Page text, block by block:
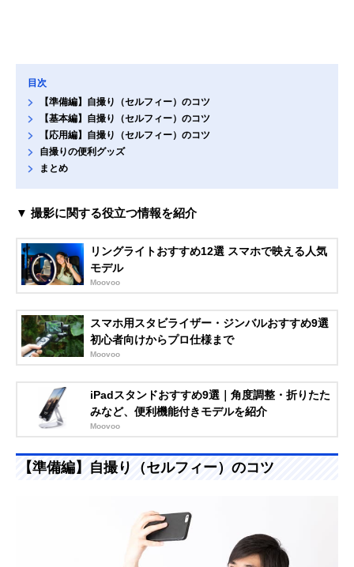
目次
【準備編】自撮り（セルフィー）のコツ
【基本編】自撮り（セルフィー）のコツ
【応用編】自撮り（セルフィー）のコツ
自撮りの便利グッズ
まとめ
▼ 撮影に関する役立つ情報を紹介
リングライトおすすめ12選 スマホで映える人気
モデル
Moovoo
スマホ用スタビライザー・ジンバルおすすめ9選
初心者向けからプロ仕様まで
Moovoo
iPadスタンドおすすめ9選｜角度調整・折りたた
みなど、便利機能付きモデルを紹介
Moovoo
【準備編】自撮り（セルフィー）のコツ